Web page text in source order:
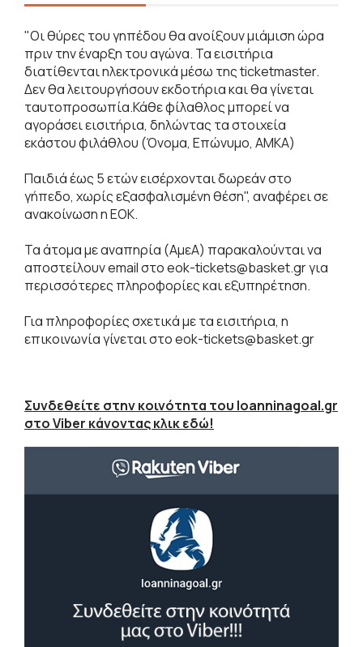
"Οι θύρες του γηπέδου θα ανοίξουν μιάμιση ώρα
πριν την έναρξη του αγώνα. Τα εισιτήρια
διατίθενται ηλεκτρονικά μέσω της ticketmaster.
Δεν θα λειτουργήσουν εκδοτήρια και θα γίνεται
ταυτοπροσωπία.Κάθε φίλαθλος μπορεί να
αγοράσει εισιτήρια, δηλώντας τα στοιχεία
εκάστου φιλάθλου (Όνομα, Επώνυμο, ΑΜΚΑ)
Παιδιά έως 5 ετών εισέρχονται δωρεάν στο
γήπεδο, χωρίς εξασφαλισμένη θέση", αναφέρει σε
ανακοίνωση η ΕΟΚ.
Τα άτομα με αναπηρία (ΑμεΑ) παρακαλούνται να
αποστείλουν email στο eok-tickets@basket.gr για
περισσότερες πληροφορίες και εξυπηρέτηση.
Για πληροφορίες σχετικά με τα εισιτήρια, η
επικοινωνία γίνεται στο eok-tickets@basket.gr
Συνδεθείτε στην κοινότητα του Ioanninagoal.gr
στο Viber κάνοντας κλικ εδώ!